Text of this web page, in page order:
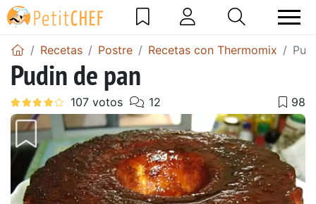
Recetas Postre Recetas con Thermomix
Pudin de pan